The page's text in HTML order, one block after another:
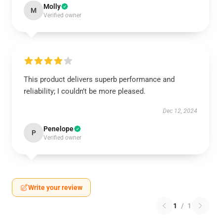
M Molly
Verified owner
This product delivers superb performance and
reliability; I couldn’t be more pleased.
Dec 12, 2024
P Penelope
Verified owner
Write your review
1 / 1